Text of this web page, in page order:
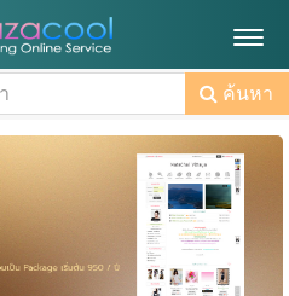
ค้นหา